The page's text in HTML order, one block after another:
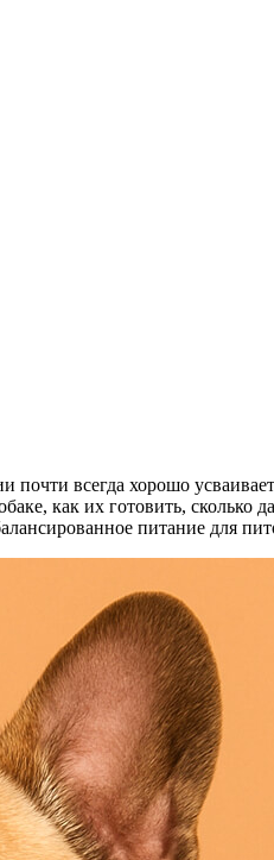
всегда хорошо
как их готовить, сколько
питание для